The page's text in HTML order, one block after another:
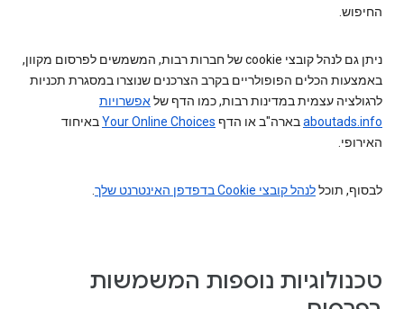
החיפוש.
ניתן גם לנהל קובצי cookie של חברות רבות, המשמשים לפרסום מקוון,
באמצעות הכלים הפופולריים בקרב הצרכנים שנוצרו במסגרת תכניות
לרגולציה עצמית במדינות רבות, כמו הדף שלאפשרויות
aboutads.info‏בארה"ב או הדף Your Online Choices‏באיחוד
האירופי.
לבסוף, תוכללנהל קובצי Cookie בדפדפן האינטרנט שלך .
טכנולוגיות נוספות המשמשות